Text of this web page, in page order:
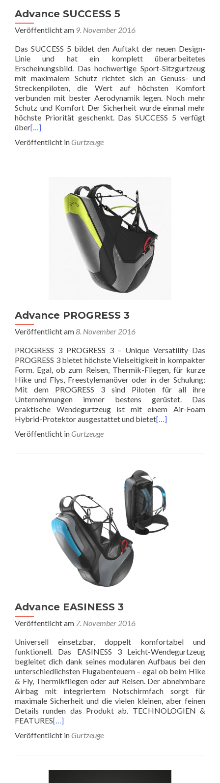
Advance SUCCESS 5
Veröffentlicht am 9. November 2016
Das SUCCESS 5 bildet den Auftakt der neuen Design-
Linie und hat ein komplett überarbeitetes
Erscheinungsbild. Das hochwertige Sport-Sitzgurtzeug
mit maximalem Schutz richtet sich an Genuss- und
Streckenpiloten, die Wert auf höchsten Komfort
verbunden mit bester Aerodynamik legen. Noch mehr
Schutz und Komfort Der Sicherheit wurde einmal mehr
höchste Priorität geschenkt. Das SUCCESS 5 verfügt
über[…]
Veröffentlicht in Gurtzeuge
Advance PROGRESS 3
Veröffentlicht am8. November 2016
PROGRESS 3 PROGRESS 3 – Unique Versatility Das
PROGRESS 3 bietet höchste Vielseitigkeit in kompakter
Form. Egal, ob zum Reisen, Thermik-Fliegen, für kurze
Hike und Flys, Freestylemanöver oder in der Schulung:
Mit dem PROGRESS 3 sind Piloten für all ihre
Unternehmungen immer bestens gerüstet. Das
praktische Wendegurtzeug ist mit einem Air-Foam
Hybrid-Protektor ausgestattet und bietet[…]
Veröffentlicht in Gurtzeuge
Advance EASINESS 3
Veröffentlicht am 7. November 2016
Universell einsetzbar, doppelt komfortabel und
funktionell. Das EASINESS 3 Leicht-Wendegurtzeug
begleitet dich dank seines modularen Aufbaus bei den
unterschiedlichsten Flugabenteuern – egal ob beim Hike
& Fly, Thermikfliegen oder auf Reisen. Der abnehmbare
Airbag mit integriertem Notschirmfach sorgt für
maximale Sicherheit und die vielen kleinen, aber feinen
Details runden das Produkt ab. TECHNOLOGIEN &
FEATURES[…]
Veröffentlicht in Gurtzeuge